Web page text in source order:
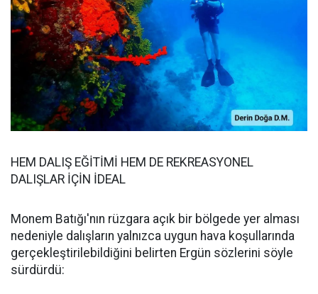
HEM DALIŞ EĞİTİMİ HEM DE REKREASYONEL
DALIŞLAR İÇİN İDEAL
Monem Batığı'nın rüzgara açık bir bölgede yer alması
nedeniyle dalışların yalnızca uygun hava koşullarında
gerçekleştirilebildiğini belirten Ergün sözlerini söyle
sürdürdü: